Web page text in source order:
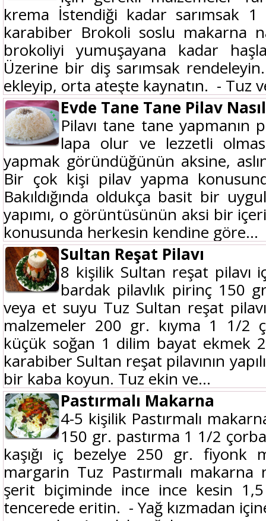
krema İstendiği kadar sarımsak
karabiber Brokoli soslu makarna
brokoliyi yumuşayana kadar
Üzerine bir diş sarımsak
ekleyip, orta ateşte kaynatın. - Tuz
Evde Tane Tane Pilav
Pilavı tane tane yapmanın
lapa olur ve lezzetli
yapmak göründüğünün aksine,
Bir çok kişi pilav yapma
Bakıldığında oldukça basit bir
yapımı, o görüntüsünün aksi bir
konusunda herkesin kendine göre...
Sultan Reşat Pilavı
8 kişilik Sultan reşat pilavı
bardak pilavlık pirinç 150
veya et suyu Tuz Sultan reşat
malzemeler 200 gr. kıyma 1 1/2
küçük soğan 1 dilim bayat ekmek
karabiber Sultan reşat pilavının
bir kaba koyun. Tuz ekin ve...
Pastırmalı Makarna
4-5 kişilik Pastırmalı
150 gr. pastırma 1 1/2
kaşığı iç bezelye 250 gr. fiyonk
margarin Tuz Pastırmalı makarna
şerit biçiminde ince ince kesin 1,5
tencerede eritin. - Yağ kızmadan